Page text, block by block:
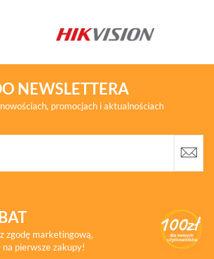
NEWSLETTERA
promocjach i aktualnościach
zgodę marketingową,
pierwsze zakupy!